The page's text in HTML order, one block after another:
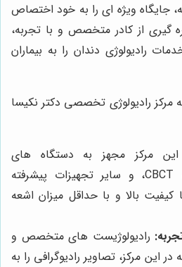
جایگاه ویژه ای را به خود اختصاص
گیری از کادر متخصص و با تجربه،
رادیولوژی دندان را به بیماران
مرکز رادیولوژی تخصصی دکتر نکیسا
این مرکز مجهز به دستگاه های
رادیوگرافی دیجیتال، CBCT، و سایر تجهیزات پیشرفته
بالا و با حداقل میزان اشعه
رادیولوژیست های متخصص و
این مرکز، تصاویر رادیوگرافی را به